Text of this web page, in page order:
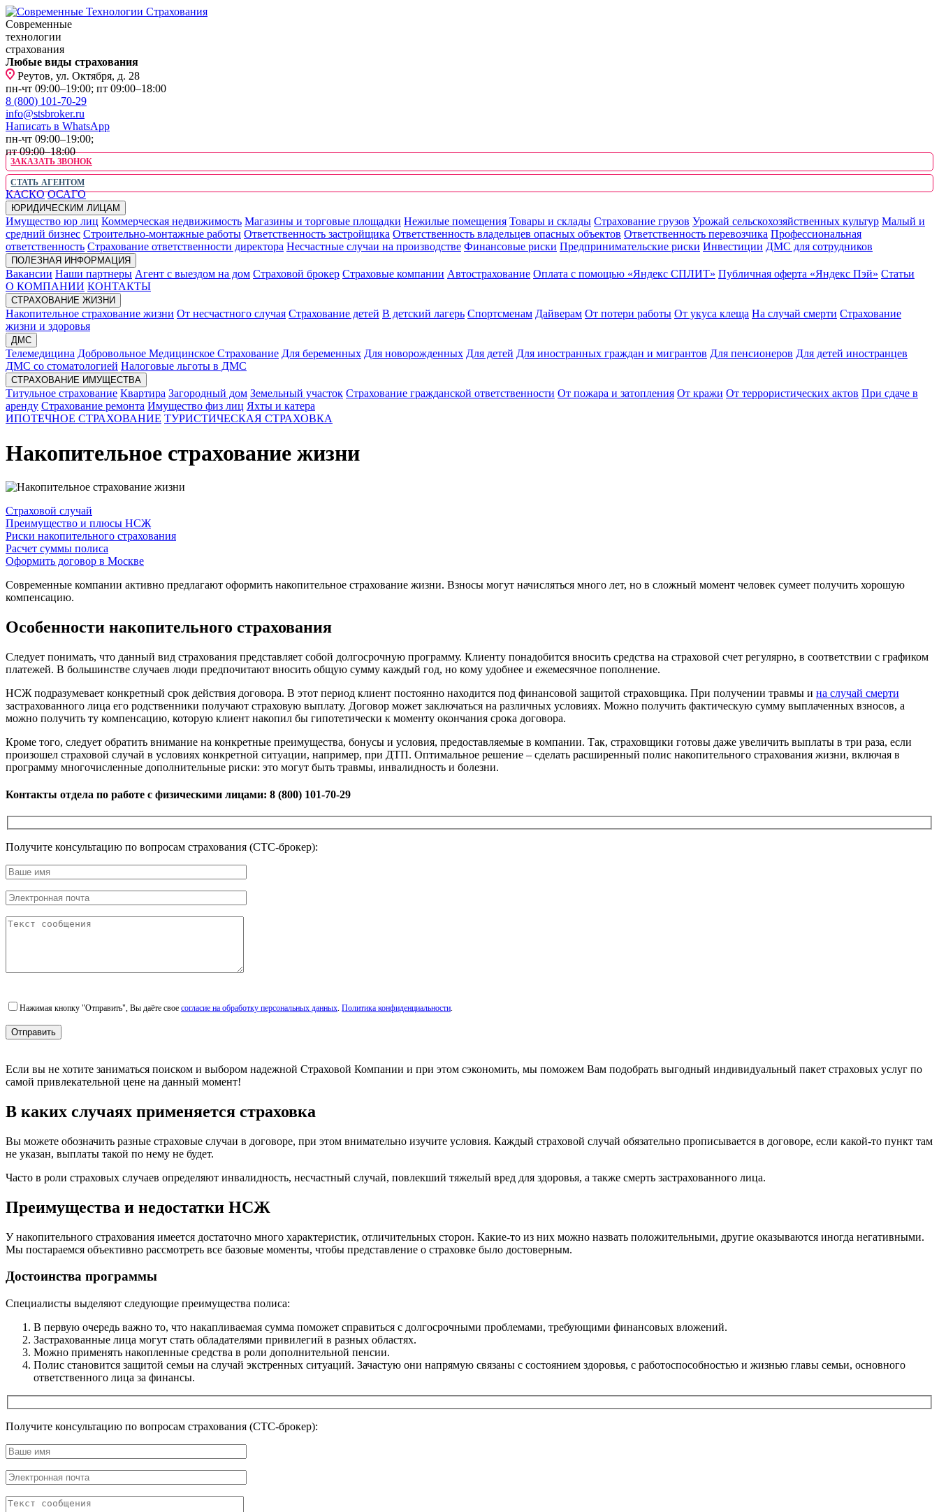
Современные
технологии
страхования
Любые виды страхования
Реутов, ул. Октября, д. 28
пн-чт 09:00–19:00; пт 09:00–18:00
8 (800) 101-70-29
info@stsbroker.ru
Написать в WhatsApp
пн-чт 09:00–19:00;
пт 09:00–18:00
ЗАКАЗАТЬ ЗВОНОК
СТАТЬ АГЕНТОМ
КАСКО ОСАГО
ЮРИДИЧЕСКИМ ЛИЦАМ
Имущество юр лиц Коммерческая недвижимость Магазины и торговые площадки Нежилые помещения Товары и склады Страхование грузов Урожай сельскохозяйственных культур Малый и
средний бизнес Строительно-монтажные работы Ответственность застройщика Ответственность владельцев опасных объектов Ответственность перевозчика Профессиональная
ответственность Страхование ответственности директора Несчастные случаи на производстве Финансовые риски Предпринимательские риски Инвестиции ДМС для сотрудников
ПОЛЕЗНАЯ ИНФОРМАЦИЯ
Вакансии Наши партнеры Агент с выездом на дом Страховой брокер Страховые компании Автострахование Оплата с помощью «Яндекс СПЛИТ» Публичная оферта «Яндекс Пэй» Статьи
О КОМПАНИИ КОНТАКТЫ
СТРАХОВАНИЕ ЖИЗНИ
Накопительное страхование жизни От несчастного случая Страхование детей В детский лагерь Спортсменам Дайверам От потери работы От укуса клеща На случай смерти Страхование
жизни и здоровья
ДМС
Телемедицина Добровольное Медицинское Страхование Для беременных Для новорожденных Для детей Для иностранных граждан и мигрантов Для пенсионеров Для детей иностранцев
ДМС со стоматологией Налоговые льготы в ДМС
СТРАХОВАНИЕ ИМУЩЕСТВА
Титульное страхование Квартира Загородный дом Земельный участок Страхование гражданской ответственности От пожара и затопления От кражи От террористических актов При сдаче в
аренду Страхование ремонта Имущество физ лиц Яхты и катера
ИПОТЕЧНОЕ СТРАХОВАНИЕ ТУРИСТИЧЕСКАЯ СТРАХОВКА
Накопительное страхование жизни
Страховой случай
Преимущество и плюсы НСЖ
Риски накопительного страхования
Расчет суммы полиса
Оформить договор в Москве
Современные компании активно предлагают оформить накопительное страхование жизни. Взносы могут начисляться много лет, но в сложный момент человек сумеет получить хорошую
компенсацию.
Особенности накопительного страхования
Следует понимать, что данный вид страхования представляет собой долгосрочную программу. Клиенту понадобится вносить средства на страховой счет регулярно, в соответствии с графиком
платежей. В большинстве случаев люди предпочитают вносить общую сумму каждый год, но кому удобнее и ежемесячное пополнение.
НСЖ подразумевает конкретный срок действия договора. В этот период клиент постоянно находится под финансовой защитой страховщика. При получении травмы и на случай смерти
застрахованного лица его родственники получают страховую выплату. Договор может заключаться на различных условиях. Можно получить фактическую сумму выплаченных взносов, а
можно получить ту компенсацию, которую клиент накопил бы гипотетически к моменту окончания срока договора.
Кроме того, следует обратить внимание на конкретные преимущества, бонусы и условия, предоставляемые в компании. Так, страховщики готовы даже увеличить выплаты в три раза, если
произошел страховой случай в условиях конкретной ситуации, например, при ДТП. Оптимальное решение – сделать расширенный полис накопительного страхования жизни, включая в
программу многочисленные дополнительные риски: это могут быть травмы, инвалидность и болезни.
Контакты отдела по работе с физическими лицами: 8 (800) 101-70-29
Получите консультацию по вопросам страхования (СТС-брокер):
Нажимая кнопку "Отправить", Вы даёте свое согласие на обработку персональных данных. Политика конфиденциальности.
Если вы не хотите заниматься поиском и выбором надежной Страховой Компании и при этом сэкономить, мы поможем Вам подобрать выгодный индивидуальный пакет страховых услуг по
самой привлекательной цене на данный момент!
В каких случаях применяется страховка
Вы можете обозначить разные страховые случаи в договоре, при этом внимательно изучите условия. Каждый страховой случай обязательно прописывается в договоре, если какой-то пункт там
не указан, выплаты такой по нему не будет.
Часто в роли страховых случаев определяют инвалидность, несчастный случай, повлекший тяжелый вред для здоровья, а также смерть застрахованного лица.
Преимущества и недостатки НСЖ
У накопительного страхования имеется достаточно много характеристик, отличительных сторон. Какие-то из них можно назвать положительными, другие оказываются иногда негативными.
Мы постараемся объективно рассмотреть все базовые моменты, чтобы представление о страховке было достоверным.
Достоинства программы
Специалисты выделяют следующие преимущества полиса:
В первую очередь важно то, что накапливаемая сумма поможет справиться с долгосрочными проблемами, требующими финансовых вложений.
Застрахованные лица могут стать обладателями привилегий в разных областях.
Можно применять накопленные средства в роли дополнительной пенсии.
Полис становится защитой семьи на случай экстренных ситуаций. Зачастую они напрямую связаны с состоянием здоровья, с работоспособностью и жизнью главы семьи, основного
ответственного лица за финансы.
Получите консультацию по вопросам страхования (СТС-брокер):